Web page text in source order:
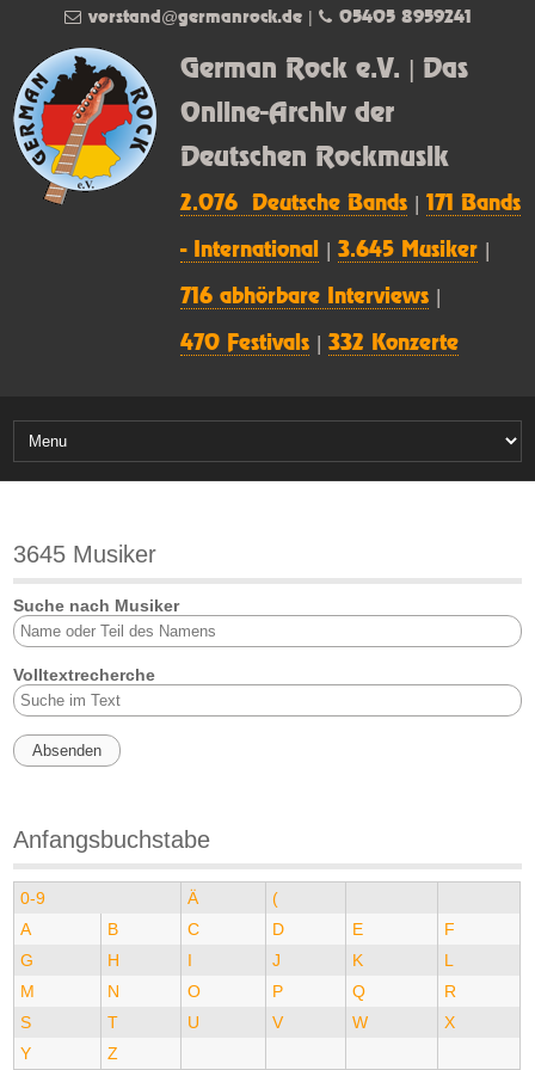
German Rock e.V. | Das
Online-Archiv der
Deutschen Rockmusik
2.076 Deutsche Bands |171 Bands
- International |3.645 Musiker
716 abhörbare Interviews
470 Festivals |332 Konzerte
vorstand@germanrock.de| 05405 8959241
3645 Musiker
Suche nach Musiker
Volltextrecherche
Anfangsbuchstabe
0-9 Ä
(
A
B C D E
F
G
H I J K
L
M
N O P Q
R
S
T U V W
X
Y
Z